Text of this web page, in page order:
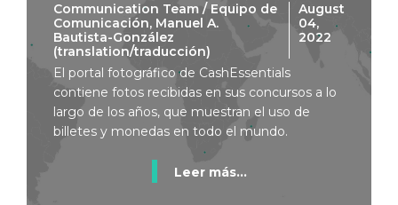
Communication Team / Equipo de
Comunicación, Manuel A.
Bautista-González
(translation/traducción)
August
04,
2022
El portal fotográfico de CashEssentials
contiene fotos recibidas en sus concursos a lo
largo de los años, que muestran el uso de
billetes y monedas en todo el mundo.
Leer más...